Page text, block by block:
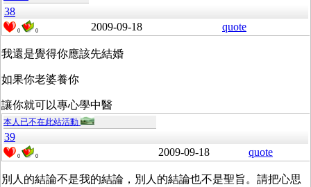
38
0 0 2009-09-18 quote
我還是覺得你應該先結婚
如果你老婆養你
讓你就可以專心學中醫
本人已不在此站活動
39
0 0 2009-09-18 quote
別人的結論不是我的結論，別人的結論也不是聖旨。請把心思